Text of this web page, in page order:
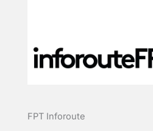
FPT Inforoute